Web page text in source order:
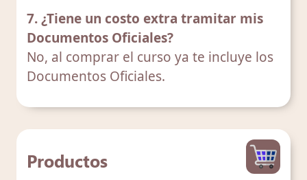
7. ¿Tiene un costo extra tramitar mis
Documentos Oficiales?
No, al comprar el curso ya te incluye los
Documentos Oficiales.
Productos